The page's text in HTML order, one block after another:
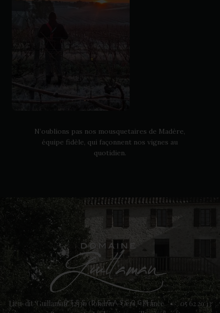
N’oublions pas nos mousquetaires de Madère,
équipe fidèle, qui façonnent nos vignes au
quotidien.
Lieu-dit ‘Guillaman’ 32330 Gondrin – Gers – France • 05 62 29 13